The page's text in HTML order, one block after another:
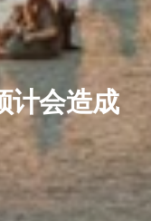
计会造成